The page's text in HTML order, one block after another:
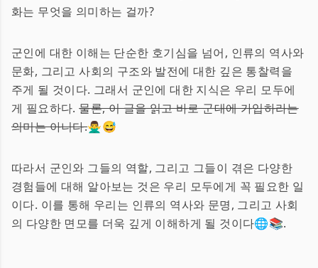
화는 무엇을 의미하는 걸까?
군인에 대한 이해는 단순한 호기심을 넘어, 인류의 역사와
문화, 그리고 사회의 구조와 발전에 대한 깊은 통찰력을
주게 될 것이다. 그래서 군인에 대한 지식은 우리 모두에
게 필요하다.물론, 이 글을 읽고 바로 군대에 가입하라는
의미는 아니다.🙅‍♂️😅
따라서 군인와 그들의 역할, 그리고 그들이 겪은 다양한
경험들에 대해 알아보는 것은 우리 모두에게 꼭 필요한 일
이다. 이를 통해 우리는 인류의 역사와 문명, 그리고 사회
의 다양한 면모를 더욱 깊게 이해하게 될 것이다🌐📚.